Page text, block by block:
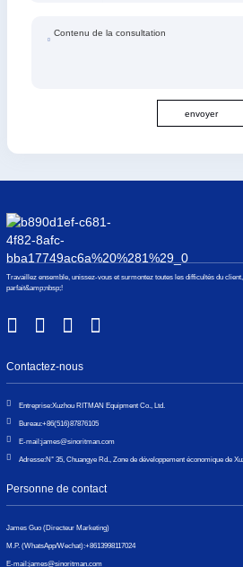
Contenu de la consultation
envoyer
Travaillez ensemble, unissez-vous et surmontez toutes les difficultés du
parfait&amp;nbsp;!
Contactez-nous
Entreprise:Xuzhou RITMAN Equipment Co., Ltd.
Bureau:+86(516)87876105
E-mail:james@sinoritman.com
Adresse:N° 35, Chuangye Rd., Zone de développement économique de
Personne de contact
James Guo (Directeur Marketing)
M.P. (WhatsApp/Wechat):+8613998117024
E-mail:james@sinoritman.com